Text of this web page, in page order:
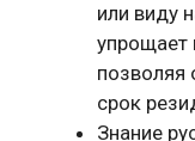
или виду
упрощает
позволяя
срок
Знание